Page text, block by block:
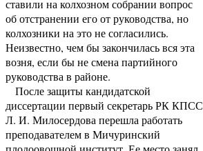
ставили на колхозном собрании вопрос
об отстранении его от руководства, но
колхозники на это не согласились.
Неизвестно, чем бы закончилась вся эта
возня, если бы не смена партийного
руководства в районе.
После защиты кандидатской
диссертации первый секретарь РК КПСС
Л. И. Милосердова перешла работать
преподавателем в Мичуринский